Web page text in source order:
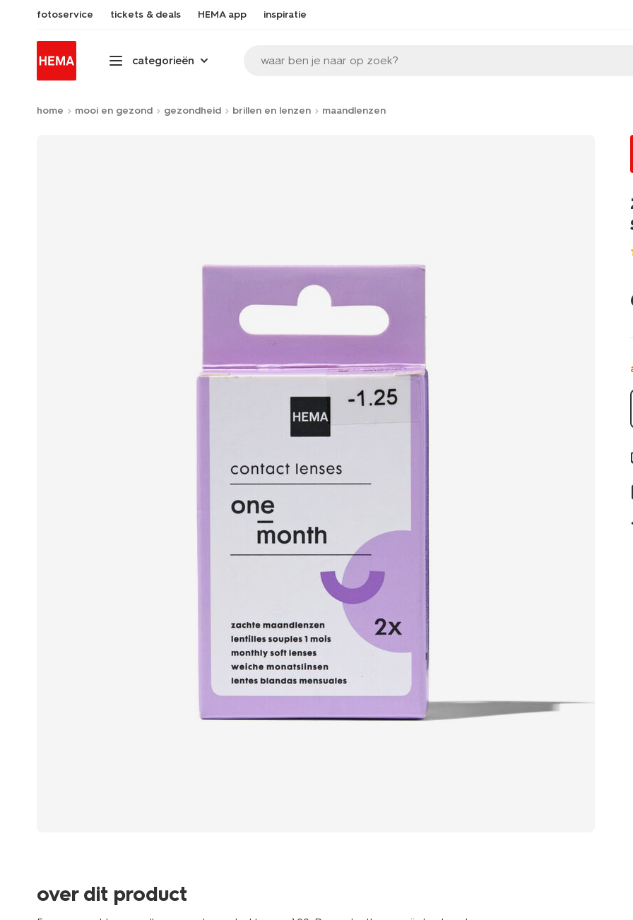
fotoservice tickets & deals HEMA app inspiratie
categorieën waar ben je naar op zoek?
home mooi en gezond gezondheid brillen en lenzen maandlenzen
over dit product